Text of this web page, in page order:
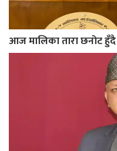
आज मालिका तारा छनोट